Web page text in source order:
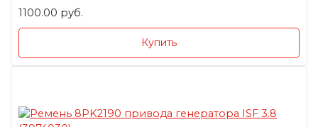
1100.00 руб.
Купить